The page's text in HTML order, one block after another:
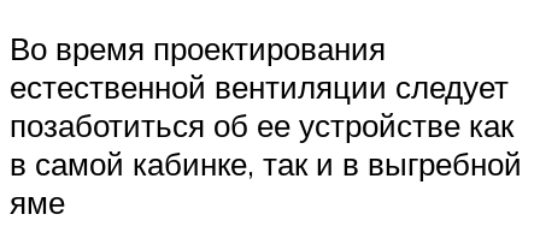
Во время проектирования
естественной вентиляции следует
позаботиться об ее устройстве как
в самой кабинке, так и в выгребной
яме